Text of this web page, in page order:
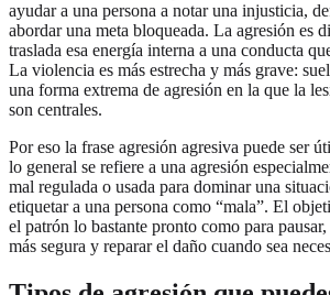
ayudar a una persona a notar una injusticia,
abordar una meta bloqueada. La agresión es
traslada esa energía interna a una conducta
La violencia es más estrecha y más grave:
una forma extrema de agresión en la que la
son centrales.
Por eso la frase agresión agresiva puede ser
lo general se refiere a una agresión
mal regulada o usada para dominar una
etiquetar a una persona como “mala”. El
el patrón lo bastante pronto como para
más segura y reparar el daño cuando sea